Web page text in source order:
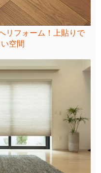
リフォーム！上貼りで
空間